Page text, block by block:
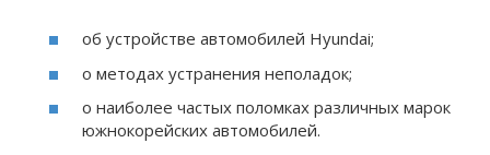
об устройстве автомобилей Hyundai;
о методах устранения неполадок;
о наиболее частых поломках различных марок
южнокорейских автомобилей.